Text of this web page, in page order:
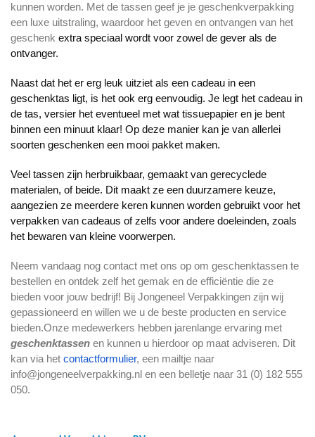
kunnen worden. Met de tassen geef je je geschenkverpakking
een luxe uitstraling, waardoor het geven en ontvangen van het
geschenk extra speciaal wordt voor zowel de gever als de
ontvanger.
Naast dat het er erg leuk uitziet als een cadeau in een
geschenktas ligt, is het ook erg eenvoudig. Je legt het cadeau in
de tas, versier het eventueel met wat tissuepapier en je bent
binnen een minuut klaar! Op deze manier kan je van allerlei
soorten geschenken een mooi pakket maken.
Veel tassen zijn herbruikbaar, gemaakt van gerecyclede
materialen, of beide. Dit maakt ze een duurzamere keuze,
aangezien ze meerdere keren kunnen worden gebruikt voor het
verpakken van cadeaus of zelfs voor andere doeleinden, zoals
het bewaren van kleine voorwerpen.
Neem vandaag nog contact met ons op om geschenktassen te
bestellen en ontdek zelf het gemak en de efficiëntie die ze
bieden voor jouw bedrijf! Bij Jongeneel Verpakkingen zijn wij
gepassioneerd en willen we u de beste producten en service
bieden.Onze medewerkers hebben jarenlange ervaring met
geschenktassen en kunnen u hierdoor op maat adviseren. Dit
kan via het contactformulier, een mailtje naar
info@jongeneelverpakking.nl en een belletje naar 31 (0) 182 555
050.